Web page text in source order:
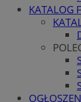
KATALOG